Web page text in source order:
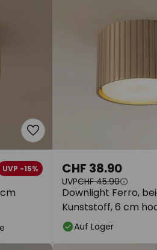
UVP -15%
Downlight Ferro,
Kunststoff, 6 cm
CHF 38.90
UVPCHF 45.90
Auf Lager